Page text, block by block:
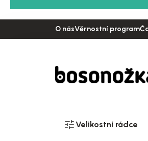
na
O násVěrnostní program
Velikostní rádce